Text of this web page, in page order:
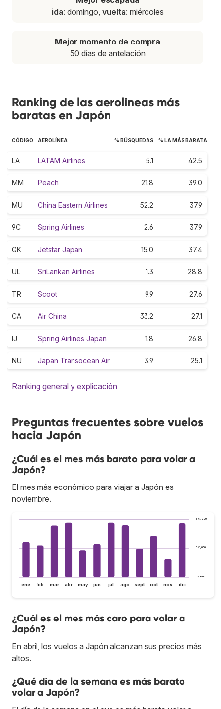
ida: domingo, vuelta: miércoles
Mejor momento de compra
50 días de antelación
Ranking de las aerolíneas más
baratas en Japón
CÓDIGO AEROLÍNEA % BÚSQUEDAS % LA MÁS BARATA
LA LATAM Airlines 5.1 42.5
MM Peach 21.8 39.0
MU China Eastern Airlines 52.2 37.9
9C Spring Airlines 2.6 37.9
GK Jetstar Japan 15.0 37.4
UL SriLankan Airlines 1.3 28.8
TR Scoot 9.9 27.6
CA Air China 33.2 27.1
IJ Spring Airlines Japan 1.8 26.8
NU Japan Transocean Air 3.9 25.1
Ranking general y explicación
Preguntas frecuentes sobre vuelos
hacia Japón
¿Cuál es el mes más barato para volar a
Japón?
El mes más económico para viajar a Japón es
noviembre.
B/.800
B/.1,000
B/.1,200
ene feb mar abr may jun jul ago sept oct nov dic
¿Cuál es el mes más caro para volar a
Japón?
En abril, los vuelos a Japón alcanzan sus precios más
altos.
¿Qué día de la semana es más barato
volar a Japón?